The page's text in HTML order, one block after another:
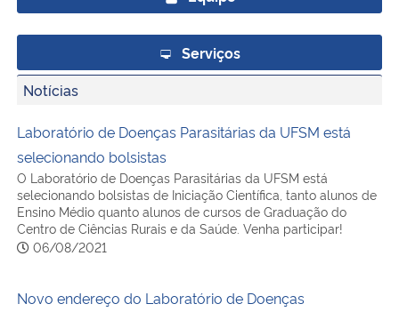
Ministério da Saúde
Ministério do Meio Ambiente
Ministério do Turismo
Ministério do Desenvolvimento Regional
Controladoria-Geral da União
Serviços
Notícias
Laboratório de Doenças Parasitárias da UFSM está
selecionando bolsistas
O Laboratório de Doenças Parasitárias da UFSM está
selecionando bolsistas de Iniciação Científica, tanto alunos de
Ensino Médio quanto alunos de cursos de Graduação do
Centro de Ciências Rurais e da Saúde. Venha participar!
06/08/2021
Novo endereço do Laboratório de Doenças